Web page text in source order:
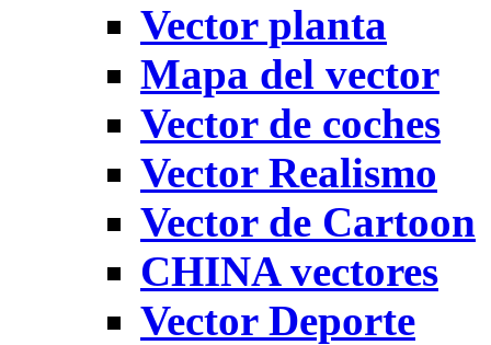
Vector planta
Mapa del vector
Vector de coches
Vector Realismo
Vector de Cartoon
CHINA vectores
Vector Deporte